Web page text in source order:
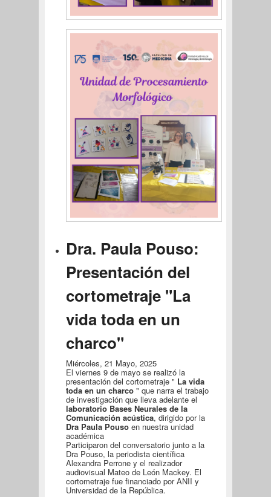
Dra. Paula Pouso:
Presentación del
cortometraje "La
vida toda en un
charco"
Miércoles, 21 Mayo, 2025
El viernes 9 de mayo se realizó la
presentación del cortometraje " La vida
toda en un charco" que narra el trabajo
de investigación que lleva adelante el
laboratorio Bases Neurales de la
Comunicación acústica, dirigido por la
Dra Paula Pousoen nuestra unidad
académica
Participaron del conversatorio junto a la
Dra Pouso, la periodista científica
Alexandra Perrone y el realizador
audiovisual Mateo de León Mackey. El
cortometraje fue financiado por ANII y
Universidad de la República.